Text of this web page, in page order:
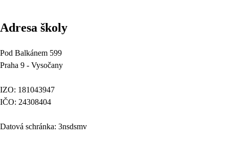
Adresa školy
Pod Balkánem 599
Praha 9 - Vysočany
IZO: 181043947
IČO: 24308404
Datová schránka: 3nsdsmv